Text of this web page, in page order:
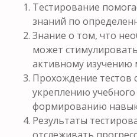
Тестирование
знаний по
Знание о том, что
может
активному изучению
Прохождение тестов
укреплению
формированию
Результаты